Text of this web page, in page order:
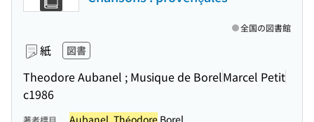
紙 図書
Theodore Aubanel ; Musique de BorelMarcel Petit
c1986
全国の図書館
著者標目 Aubanel, Théodore Borel